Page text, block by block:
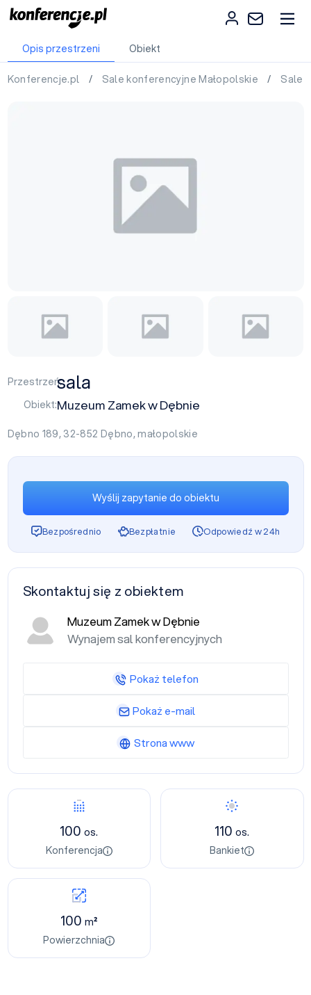
Opis przestrzeni Obiekt
Konferencje.pl / Sale konferencyjne Małopolskie / Sale
Przestrzeń:sala
Obiekt:Muzeum Zamek w Dębnie
Dębno 189, 32-852 Dębno,małopolskie
100os.
Konferencja
110os.
Bankiet
100m²
Powierzchnia
Wyślij zapytanie do obiektu
Bezpośrednio Bezpłatnie Odpowiedź w 24h
Skontaktuj się z obiektem
Muzeum Zamek w Dębnie
Wynajem sal konferencyjnych
Pokaż telefon
Pokaż e-mail
Strona www